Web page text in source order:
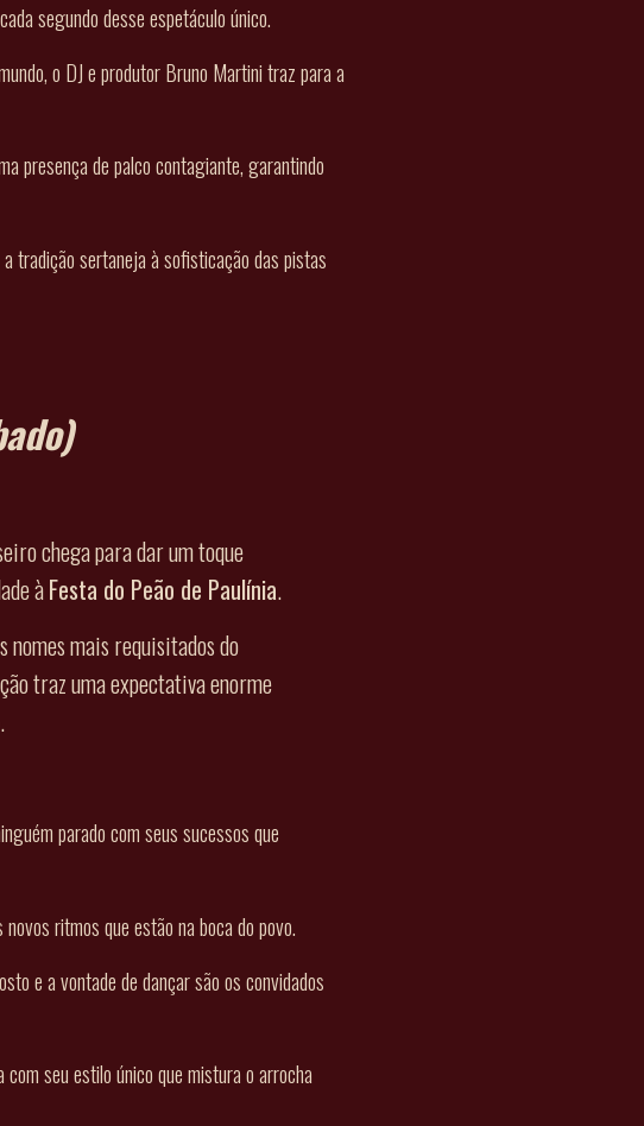
segundo desse espetáculo único.
o DJ e produtor Bruno Martini traz para a
presença de palco contagiante, garantindo
tradição sertaneja à sofisticação das pistas
chega para dar um toque
àFesta do Peão de Paulínia.
nomes mais requisitados do
traz uma expectativa enorme
parado com seus sucessos que
ritmos que estão na boca do povo.
e a vontade de dançar são os convidados
seu estilo único que mistura o arrocha